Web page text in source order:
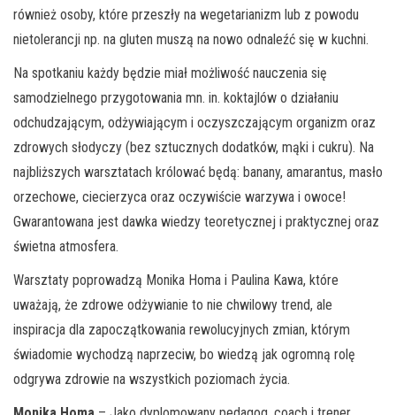
również osoby, które przeszły na wegetarianizm lub z powodu
nietolerancji np. na gluten muszą na nowo odnaleźć się w kuchni.
Na spotkaniu każdy będzie miał możliwość nauczenia się
samodzielnego przygotowania mn. in. koktajlów o działaniu
odchudzającym, odżywiającym i oczyszczającym organizm oraz
zdrowych słodyczy (bez sztucznych dodatków, mąki i cukru). Na
najbliższych warsztatach królować będą: banany, amarantus, masło
orzechowe, ciecierzyca oraz oczywiście warzywa i owoce!
Gwarantowana jest dawka wiedzy teoretycznej i praktycznej oraz
świetna atmosfera.
Warsztaty poprowadzą Monika Homa i Paulina Kawa, które
uważają, że zdrowe odżywianie to nie chwilowy trend, ale
inspiracja dla zapoczątkowania rewolucyjnych zmian, którym
świadomie wychodzą naprzeciw, bo wiedzą jak ogromną rolę
odgrywa zdrowie na wszystkich poziomach życia.